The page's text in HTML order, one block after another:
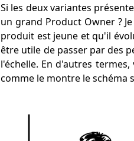
Si les deux variantes
un grand Product Owner ?
produit est jeune et qu'il
être utile de passer par des
l'échelle. En d'autres
comme le montre le schéma